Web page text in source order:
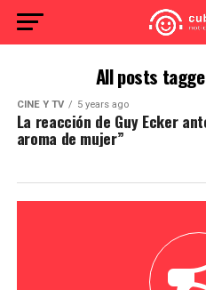
All posts
CINE Y TV 5 years ago
La reacción de Guy Ecker
aroma de mujer”